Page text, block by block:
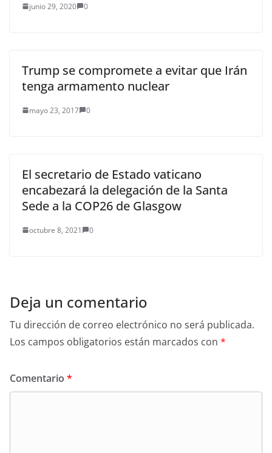
junio 29, 2020 0
Trump se compromete a evitar que Irán
tenga armamento nuclear
mayo 23, 2017 0
El secretario de Estado vaticano
encabezará la delegación de la Santa
Sede a la COP26 de Glasgow
octubre 8, 2021 0
Deja un comentario
Tu dirección de correo electrónico no será publicada.
Los campos obligatorios están marcados con *
Comentario *